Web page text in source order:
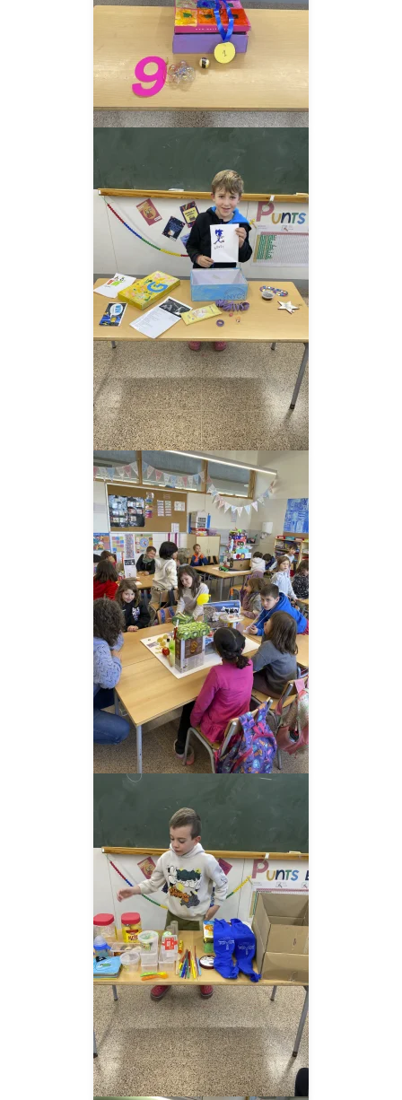
__AMPLIAR__
__AMPLIAR__
__AMPLIAR__